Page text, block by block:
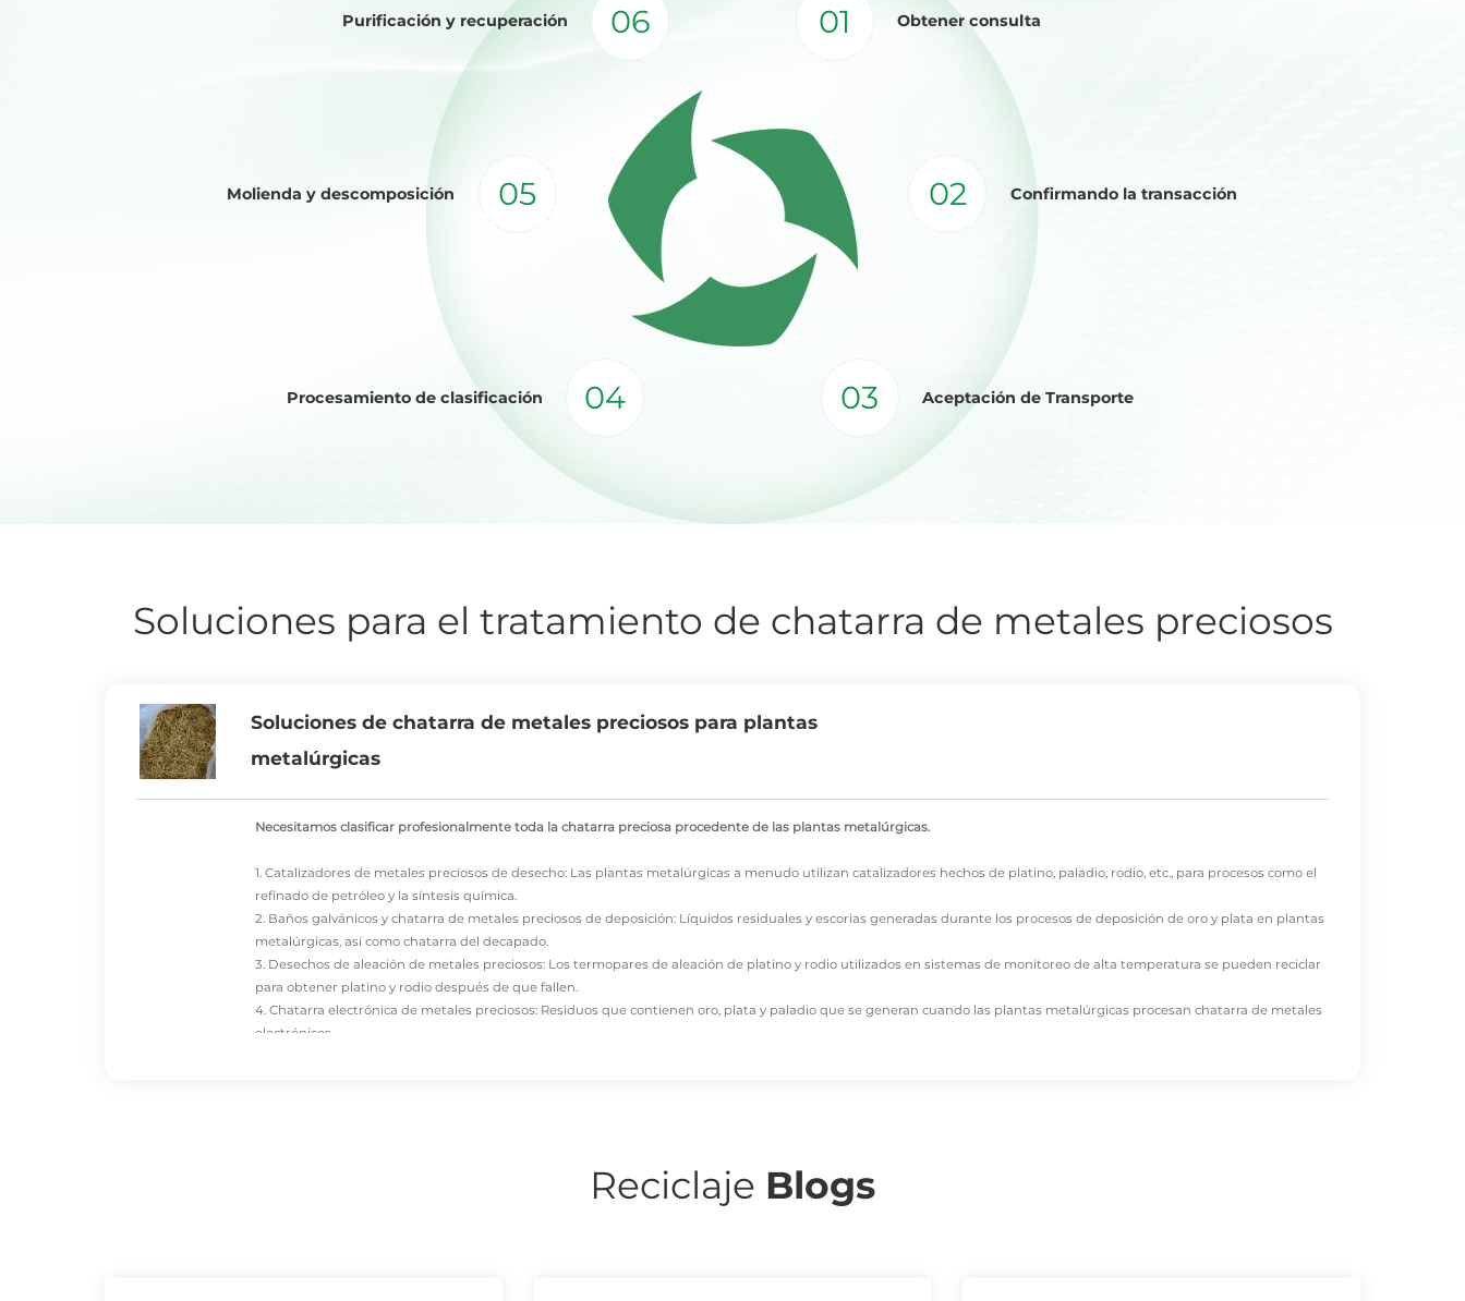
01 Obtener consulta
02 Confirmando la transacción
03 Aceptación de Transporte
04
Procesamiento de clasificación
05
Molienda y descomposición
06
Purificación y recuperación
Soluciones para el tratamiento de chatarra de metales preciosos
Soluciones de chatarra de metales preciosos para plantas
metalúrgicas
Necesitamos clasificar profesionalmente toda la chatarra preciosa procedente de las plantas metalúrgicas.
1. Catalizadores de metales preciosos de desecho: Las plantas metalúrgicas a menudo utilizan catalizadores hechos de platino, paladio, rodio, etc., para procesos como el
refinado de petróleo y la síntesis química.
2. Baños galvánicos y chatarra de metales preciosos de deposición: Líquidos residuales y escorias generadas durante los procesos de deposición de oro y plata en plantas
metalúrgicas, así como chatarra del decapado.
3. Desechos de aleación de metales preciosos: Los termopares de aleación de platino y rodio utilizados en sistemas de monitoreo de alta temperatura se pueden reciclar
para obtener platino y rodio después de que fallen.
4. Chatarra electrónica de metales preciosos: Residuos que contienen oro, plata y paladio que se generan cuando las plantas metalúrgicas procesan chatarra de metales
electrónicos.
reciclados por empresas de recuperación de minerales más especializadas.
Reciclaje Blogs